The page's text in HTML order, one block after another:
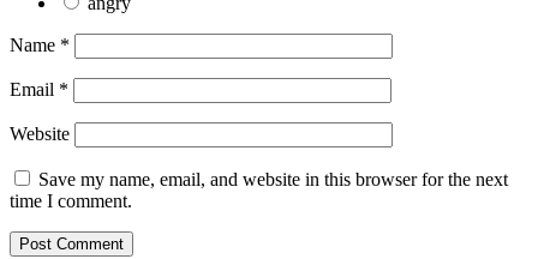
Name *
Email *
Website
Save my name, email, and website in this browser for the next
time I comment.